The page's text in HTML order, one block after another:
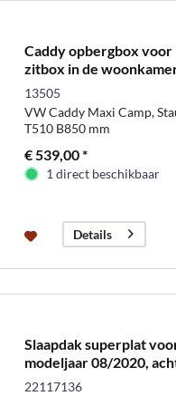
Caddy opbergbox voor
zitbox in de
13505
VW Caddy Maxi Camp,
T510 B850 mm
€ 539,00 *
1 direct beschikbaar
Details
Slaapdak superplat
modeljaar 08/2020,
22117136